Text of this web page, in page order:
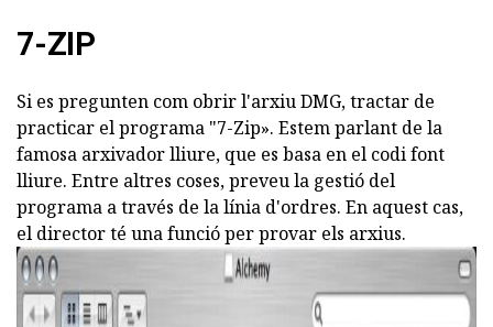
7-ZIP
Si es pregunten com obrir l'arxiu DMG, tractar de
practicar el programa "7-Zip». Estem parlant de la
famosa arxivador lliure, que es basa en el codi font
lliure. Entre altres coses, preveu la gestió del
programa a través de la línia d'ordres. En aquest cas,
el director té una funció per provar els arxius.